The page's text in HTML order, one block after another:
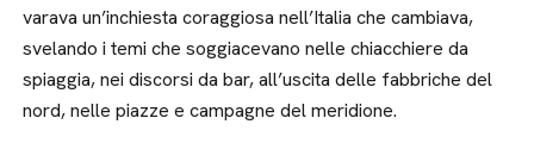
varava un’inchiesta coraggiosa nell’Italia che cambiava,
svelando i temi che soggiacevano nelle chiacchiere da
spiaggia, nei discorsi da bar, all’uscita delle fabbriche del
nord, nelle piazze e campagne del meridione.